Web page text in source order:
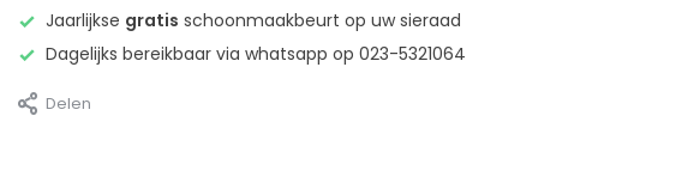
Jaarlijkse gratis schoonmaakbeurt op uw sieraad
Dagelijks bereikbaar via whatsapp op 023-5321064
Delen